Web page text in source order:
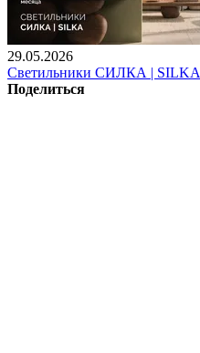
29.05.2026
Светильники СИЛКА | SILKA
Поделиться